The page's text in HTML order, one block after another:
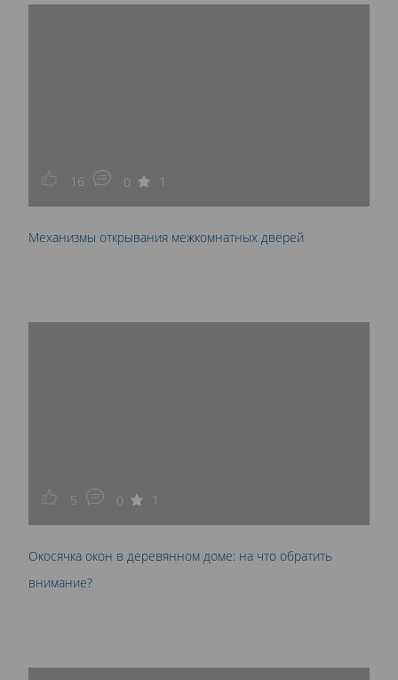
16 0 1
Механизмы открывания межкомнатных дверей
5 0 1
Окосячка окон в деревянном доме: на что обратить
внимание?